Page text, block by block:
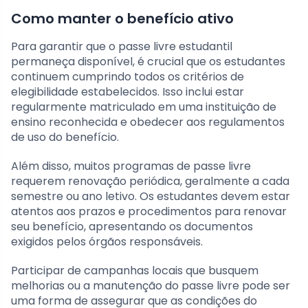
Como manter o benefício ativo
Para garantir que o passe livre estudantil
permaneça disponível, é crucial que os estudantes
continuem cumprindo todos os critérios de
elegibilidade estabelecidos. Isso inclui estar
regularmente matriculado em uma instituição de
ensino reconhecida e obedecer aos regulamentos
de uso do benefício.
Além disso, muitos programas de passe livre
requerem renovação periódica, geralmente a cada
semestre ou ano letivo. Os estudantes devem estar
atentos aos prazos e procedimentos para renovar
seu benefício, apresentando os documentos
exigidos pelos órgãos responsáveis.
Participar de campanhas locais que busquem
melhorias ou a manutenção do passe livre pode ser
uma forma de assegurar que as condições do